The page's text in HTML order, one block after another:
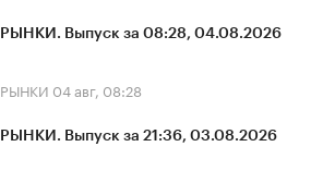
РЫНКИ. Выпуск за 08:28, 04.08.2026
РЫНКИ 04 авг, 08:28
РЫНКИ. Выпуск за 21:36, 03.08.2026